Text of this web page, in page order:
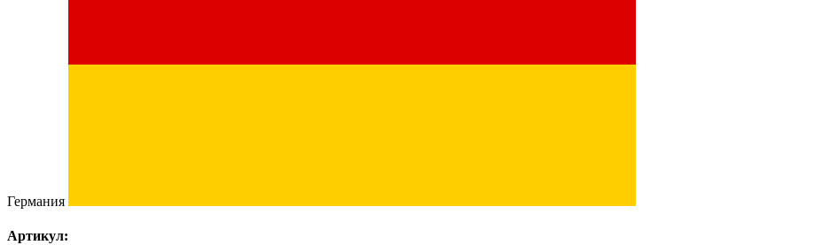
Германия
Артикул: